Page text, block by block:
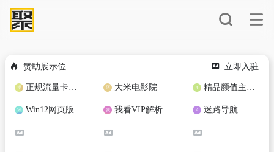
赞助展示位 立即入驻
正规流量卡免费加盟合作 大米电影院 精品颜值主播定制
Win12网页版 我看VIP解析 迷路导航